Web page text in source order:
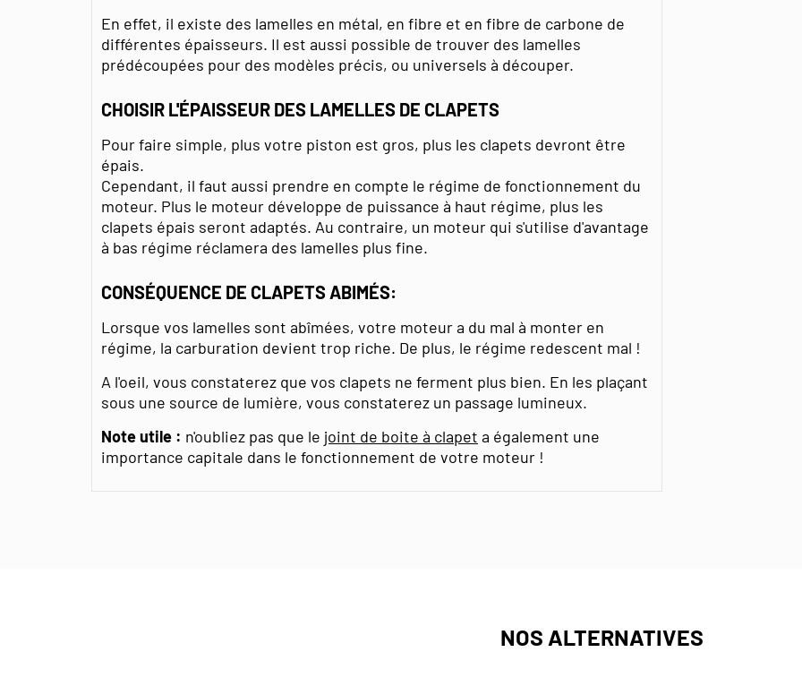
En effet, il existe des lamelles en métal, en fibre et en fibre de carbone de
différentes épaisseurs. Il est aussi possible de trouver des lamelles
prédécoupées pour des modèles précis, ou universels à découper.
CHOISIR L'ÉPAISSEUR DES LAMELLES DE CLAPETS
Pour faire simple, plus votre piston est gros, plus les clapets devront être
épais.
Cependant, il faut aussi prendre en compte le régime de fonctionnement du
moteur. Plus le moteur développe de puissance à haut régime, plus les
clapets épais seront adaptés. Au contraire, un moteur qui s'utilise d'avantage
à bas régime réclamera des lamelles plus fine.
CONSÉQUENCE DE CLAPETS ABIMÉS:
Lorsque vos lamelles sont abîmées, votre moteur a du mal à monter en
régime, la carburation devient trop riche. De plus, le régime redescent mal !
A l'oeil, vous constaterez que vos clapets ne ferment plus bien. En les plaçant
sous une source de lumière, vous constaterez un passage lumineux.
Note utile : n'oubliez pas que le joint de boite à clapet a également une
importance capitale dans le fonctionnement de votre moteur !
NOS ALTERNATIVES